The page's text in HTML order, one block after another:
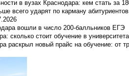
в вузах Краснодара: кем стать за
всего ударят по карману абитуриентов
вошли в число 200-балльников ЕГЭ
сколько стоит обучение в
раскрыл новый прайс на обучение: от